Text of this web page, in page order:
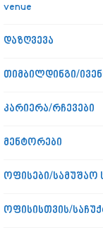
venue
დაზღვევა
თიმბილდინგი/
კარიერა/რჩევები
მენტორები
ოფისები/სამუშაო
ოფისისთვის/